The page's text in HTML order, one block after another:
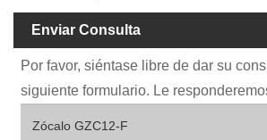
Enviar Consulta
Por favor, siéntase libre de dar su
siguiente formulario. Le